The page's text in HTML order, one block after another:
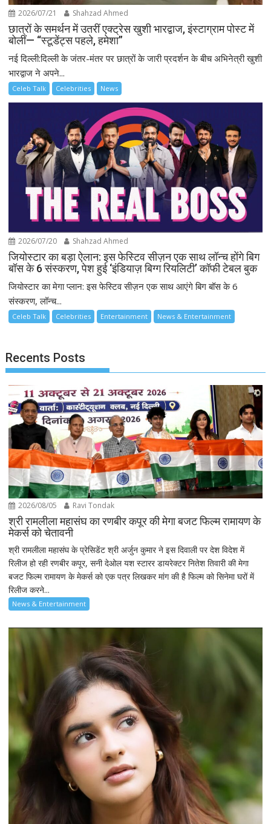
2026/07/21 Shahzad Ahmed
छात्रों के समर्थन में उतरीं एक्ट्रेस खुशी भारद्वाज, इंस्टाग्राम पोस्ट में
बोलीं— “स्टूडेंट्स पहले, हमेशा”
नई दिल्ली:दिल्ली के जंतर-मंतर पर छात्रों के जारी प्रदर्शन के बीच अभिनेत्री खुशी
भारद्वाज ने अपने...
Celeb Talk Celebrities News
2026/07/20 Shahzad Ahmed
जियोस्टार का बड़ा ऐलान: इस फेस्टिव सीज़न एक साथ लॉन्च होंगे बिग
बॉस के 6 संस्करण, पेश हुई ‘इंडियाज़ बिग्ग रियलिटी’ कॉफी टेबल बुक
जियोस्टार का मेगा प्लान: इस फेस्टिव सीज़न एक साथ आएंगे बिग बॉस के 6
संस्करण, लॉन्च...
Celeb Talk Celebrities Entertainment News & Entertainment
Recents Posts
2026/08/05 Ravi Tondak
श्री रामलीला महासंघ का रणबीर कपूर की मेगा बजट फिल्म रामायण के
मेकर्स को चेतावनी
श्री रामलीला महासंघ के प्रेसिडेंट श्री अर्जुन कुमार ने इस दिवाली पर देश विदेश में
रिलीज हो रही रणबीर कपूर, सनी देओल यश स्टारर डायरेक्टर नितेश तिवारी की मेगा
बजट फिल्म रामायण के मेकर्स को एक पत्र लिखकर मांग की है फिल्म को सिनेमा घरों में
रिलीज करने...
News & Entertainment